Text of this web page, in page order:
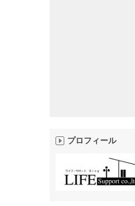
プロフィール